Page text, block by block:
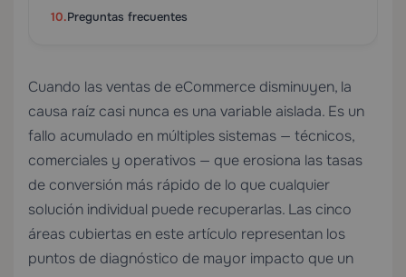
Preguntas frecuentes
Cuando las ventas de eCommerce disminuyen, la
causa raíz casi nunca es una variable aislada. Es un
fallo acumulado en múltiples sistemas — técnicos,
comerciales y operativos — que erosiona las tasas
de conversión más rápido de lo que cualquier
solución individual puede recuperarlas. Las cinco
áreas cubiertas en este artículo representan los
puntos de diagnóstico de mayor impacto que un